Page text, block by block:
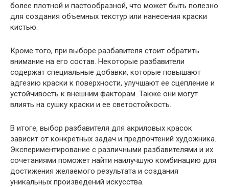
более плотной и пастообразной, что может быть полезно
для создания объемных текстур или нанесения краски
кистью.
Кроме того, при выборе разбавителя стоит обратить
внимание на его состав. Некоторые разбавители
содержат специальные добавки, которые повышают
адгезию краски к поверхности, улучшают ее сцепление и
устойчивость к внешним факторам. Также они могут
влиять на сушку краски и ее светостойкость.
В итоге, выбор разбавителя для акриловых красок
зависит от конкретных задач и предпочтений художника.
Экспериментирование с различными разбавителями и их
сочетаниями поможет найти наилучшую комбинацию для
достижения желаемого результата и создания
уникальных произведений искусства.